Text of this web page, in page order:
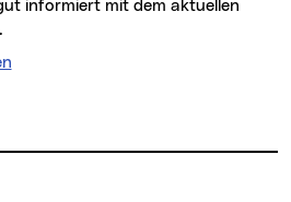
informiert mit dem aktuellen